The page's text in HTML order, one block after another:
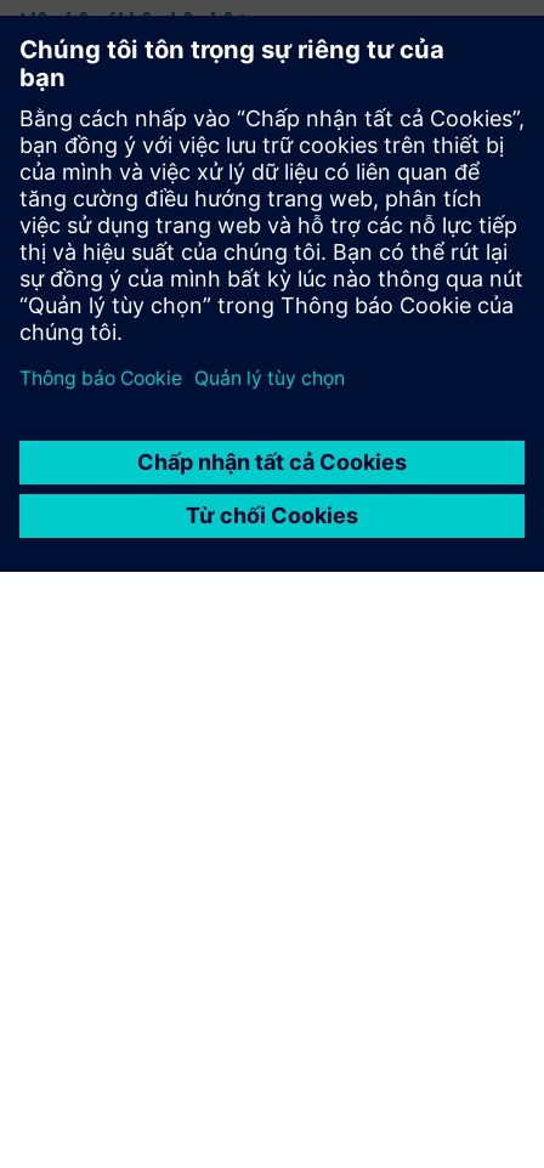
Liên hệ với bộ phận hỗ trợ
Thiết kế & Sản xuất vi mạch Calibre
Bộ công cụ Calibre cung cấp xác minh và tối ưu hóa IC chính
xác, hiệu quả, toàn diện trên tất cả các nút quy trình và
kiểu thiết kế đồng thời giảm thiểu việc sử dụng tài nguyên
và lịch trình ghi hình.
Học hỏi từ các chuyên gia